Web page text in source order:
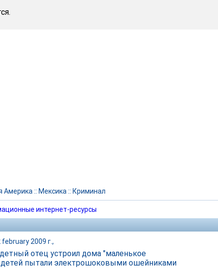
Америка :: Мексика :: Криминал
интернет-ресурсы
february 2009 г.,
отец устроил дома "маленькое
детей пытали электрошоковыми ошейниками